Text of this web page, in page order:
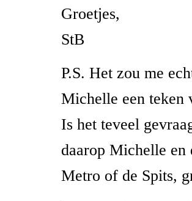
Groetjes,
StB
P.S. Het zou me
Michelle een teken
Is het teveel
daarop Michelle en
Metro of de Spits,